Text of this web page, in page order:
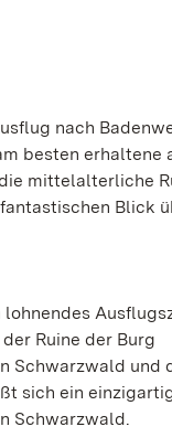
nach
besten erhaltene
mittelalterliche
Blick
Ruine der Burg
Schwarzwald und
sich ein
Schwarzwald.